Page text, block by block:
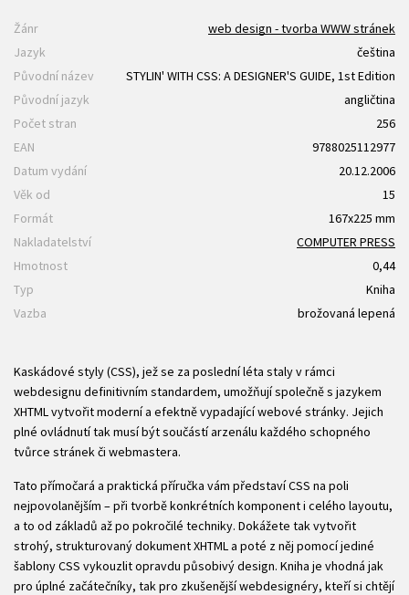
Žánr
web design - tvorba WWW stránek
Jazyk
čeština
Původní název
STYLIN' WITH CSS: A DESIGNER'S GUIDE, 1st Edition
Původní jazyk
angličtina
Počet stran
256
EAN
9788025112977
Datum vydání
20.12.2006
Věk od
15
Formát
167x225 mm
Nakladatelství
COMPUTER PRESS
Hmotnost
0,44
Typ
Kniha
Vazba
brožovaná lepená
Kaskádové styly (CSS), jež se za poslední léta staly v rámci
webdesignu definitivním standardem, umožňují společně s jazykem
XHTML vytvořit moderní a efektně vypadající webové stránky. Jejich
plné ovládnutí tak musí být součástí arzenálu každého schopného
tvůrce stránek či webmastera.
Tato přímočará a praktická příručka vám představí CSS na poli
nejpovolanějším – při tvorbě konkrétních komponent i celého layoutu,
a to od základů až po pokročilé techniky. Dokážete tak vytvořit
strohý, strukturovaný dokument XHTML a poté z něj pomocí jediné
šablony CSS vykouzlit opravdu působivý design. Kniha je vhodná jak
pro úplné začátečníky, tak pro zkušenější webdesignéry, kteří si chtějí